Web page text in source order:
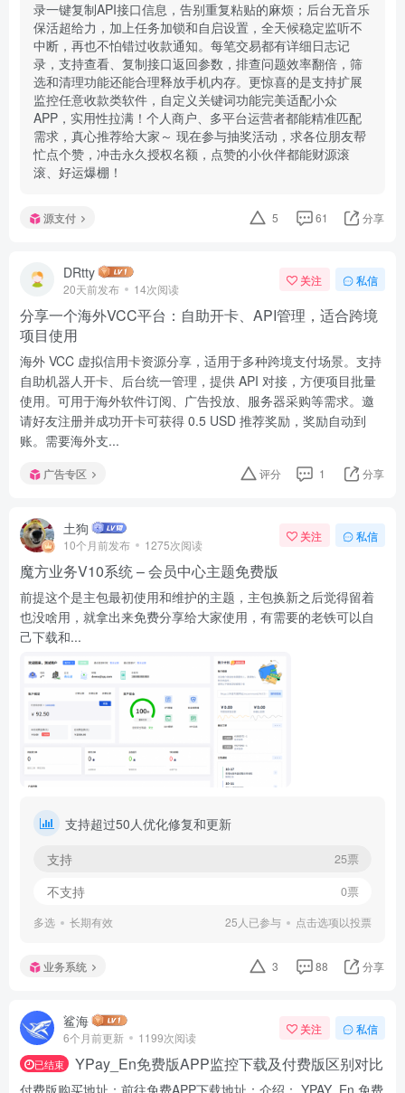
录一键复制API接口信息，告别重复粘贴的麻烦；后台无音乐
保活超给力，加上任务加锁和自启设置，全天候稳定监听不
中断，再也不怕错过收款通知。每笔交易都有详细日志记
录，支持查看、复制接口返回参数，排查问题效率翻倍，筛
选和清理功能还能合理释放手机内存。更惊喜的是支持扩展
监控任意收款类软件，自定义关键词功能完美适配小众
APP，实用性拉满！个人商户、多平台运营者都能精准匹配
需求，真心推荐给大家～ 现在参与抽奖活动，求各位朋友帮
忙点个赞，冲击永久授权名额，点赞的小伙伴都能财源滚
滚、好运爆棚！
源支付 5 61 分享
DRtty
20天前发布 14次阅读
关注 私信
分享一个海外VCC平台：自助开卡、API管理，适合跨境
项目使用
海外 VCC 虚拟信用卡资源分享，适用于多种跨境支付场景。支持
自助机器人开卡、后台统一管理，提供 API 对接，方便项目批量
使用。可用于海外软件订阅、广告投放、服务器采购等需求。邀
请好友注册并成功开卡可获得 0.5 USD 推荐奖励，奖励自动到
账。需要海外支...
广告专区 评分 1 分享
土狗
10个月前发布 1275次阅读
关注 私信
魔方业务V10系统 – 会员中心主题免费版
前提这个是主包最初使用和维护的主题，主包换新之后觉得留着
也没啥用，就拿出来免费分享给大家使用，有需要的老铁可以自
己下载和...
支持超过50人优化修复和更新
25票
支持
0票
不支持
多选 长期有效 25人已参与 点击选项以投票
业务系统 3 88 分享
鲨海
6个月前更新 1199次阅读
关注 私信
已结束 YPay_En免费版APP监控下载及付费版区别对比